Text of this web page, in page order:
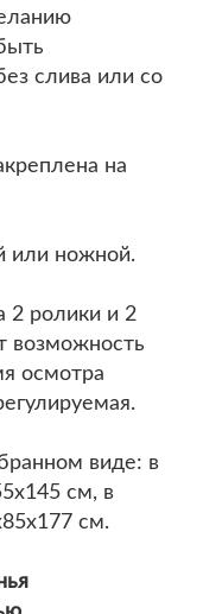
слива или со
на
или ножной.
2 ролики и 2
возможность
осмотра
виде: в
см, в
см.